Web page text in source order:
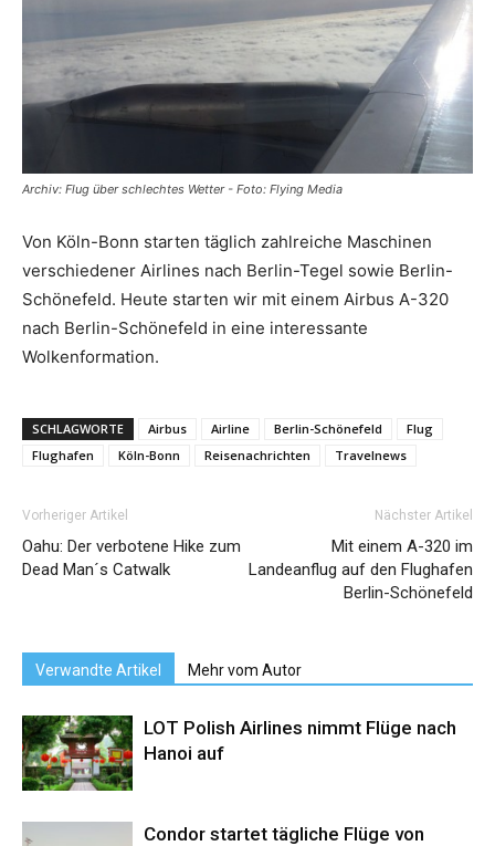
Reiseempfehlungen.
Archiv: Flug über schlechtes Wetter - Foto: Flying Media
Von Köln-Bonn starten täglich zahlreiche Maschinen
verschiedener Airlines nach Berlin-Tegel sowie Berlin-
Schönefeld. Heute starten wir mit einem Airbus A-320
nach Berlin-Schönefeld in eine interessante
Wolkenformation.
SCHLAGWORTE Airbus Airline Berlin-Schönefeld
Flug
Flughafen
Köln-Bonn Reisenachrichten Travelnews
Vorheriger Artikel
Oahu: Der verbotene Hike zum
Dead Man´s Catwalk
Nächster Artikel
Mit einem A-320 im
Landeanflug auf den Flughafen
Berlin-Schönefeld
Verwandte Artikel Mehr vom Autor
LOT Polish Airlines nimmt Flüge nach
Hanoi auf
Condor startet tägliche Flüge von